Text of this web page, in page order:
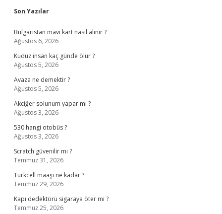
Sidebar
Son Yazılar
Bulgaristan mavi kart nasıl alınır ?
Ağustos 6, 2026
Kuduz insan kaç günde ölür ?
Ağustos 5, 2026
Avaza ne demektir ?
Ağustos 5, 2026
Akciğer solunum yapar mı ?
Ağustos 3, 2026
530 hangi otobüs ?
Ağustos 3, 2026
Scratch güvenilir mi ?
Temmuz 31, 2026
Turkcell maaşı ne kadar ?
Temmuz 29, 2026
Kapı dedektörü sigaraya öter mi ?
Temmuz 25, 2026